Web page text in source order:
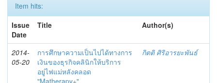
Item hits:
Issue
Date
Title Author(s)
2014-
05-20
การศึกษาความเป็นไปได้ทางการ
เงินของธุรกิจคลินิกให้บริการ
อยู่ไฟแม่หลังคลอด
"Matherapy+"
กิตติ ศิริอารยะพันธ์